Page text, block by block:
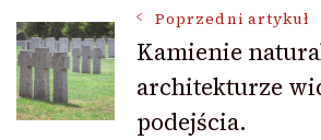
Nawigacja
wpisu
Poprzedni artykuł
Kamienie
architekturze
podejścia.